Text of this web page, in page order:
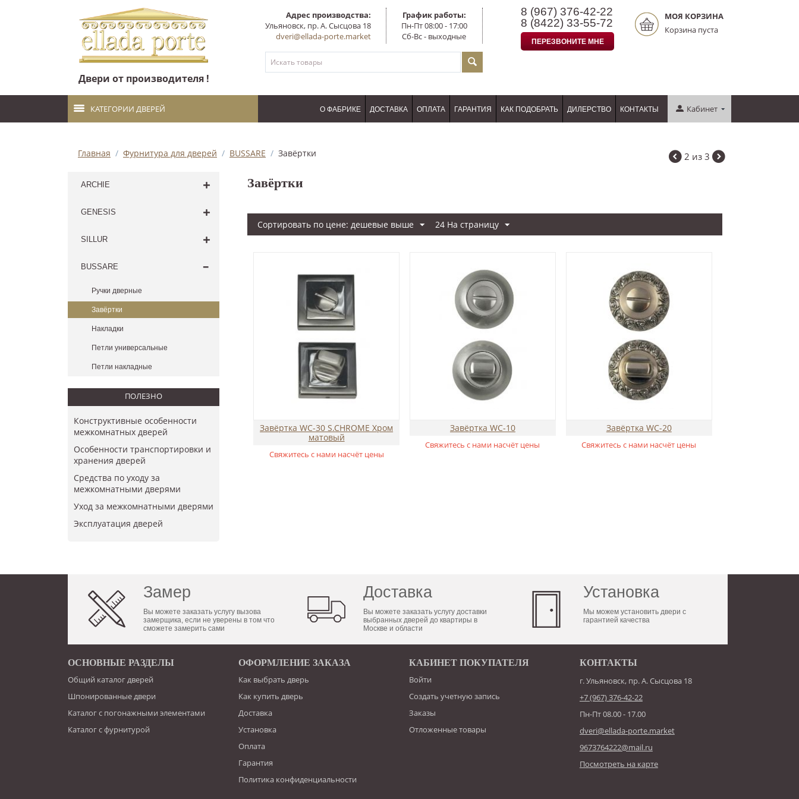
Двери от производителя !
Адрес производства:
Ульяновск, пр. А. Сысцова 18
dveri@ellada-porte.market
График работы:
Пн-Пт 08:00 - 17:00
Сб-Вс - выходные
8 (967) 376-42-22
8 (8422) 33-55-72
ПЕРЕЗВОНИТЕ МНЕ
МОЯ КОРЗИНА
Корзина пуста
КАТЕГОРИИ ДВЕРЕЙ О ФАБРИКЕ ДОСТАВКА ОПЛАТА ГАРАНТИЯ КАК ПОДОБРАТЬ ДИЛЕРСТВО КОНТАКТЫ Кабинет
Главная / Фурнитура для дверей / BUSSARE / Завёртки 2 из 3
ARCHIE
GENESIS
SILLUR
BUSSARE
Ручки дверные
Завёртки
Накладки
Петли универсальные
Петли накладные
ПОЛЕЗНО
Конструктивные особенности
межкомнатных дверей
Особенности транспортировки и
хранения дверей
Средства по уходу за
межкомнатными дверями
Уход за межкомнатными дверями
​Эксплуатация дверей
Завёртки
Сортировать по цене: дешевые выше 24 На страницу
Завёртка WC-30 S.CHROME Хром
матовый
Свяжитесь с нами насчёт цены
Завёртка WC-10
Свяжитесь с нами насчёт цены
Завёртка WC-20
Свяжитесь с нами насчёт цены
Замер
Вы можете заказать услугу вызова
замерщика, если не уверены в том что
сможете замерить сами
Доставка
Вы можете заказать услугу доставки
выбранных дверей до квартиры в
Москве и области
Установка
Мы можем установить двери с
гарантией качества
ОСНОВНЫЕ РАЗДЕЛЫ
Общий каталог дверей
Шпонированные двери
Каталог с погонажными элементами
Каталог с фурнитурой
ОФОРМЛЕНИЕ ЗАКАЗА
Как выбрать дверь
Как купить дверь
Доставка
Установка
Оплата
Гарантия
Политика конфиденциальности
КАБИНЕТ ПОКУПАТЕЛЯ
Войти
Создать учетную запись
Заказы
Отложенные товары
КОНТАКТЫ
г. Ульяновск, пр. А. Сысцова 18
+7 (967) 376-42-22
Пн-Пт 08.00 - 17.00
dveri@ellada-porte.market
9673764222@mail.ru
Посмотреть на карте